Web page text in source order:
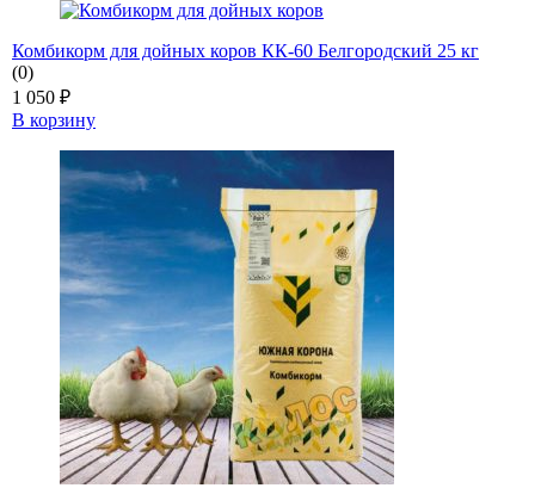
Комбикорм для дойных коров КК-60 Белгородский 25 кг
(0)
1 050 ₽
В корзину